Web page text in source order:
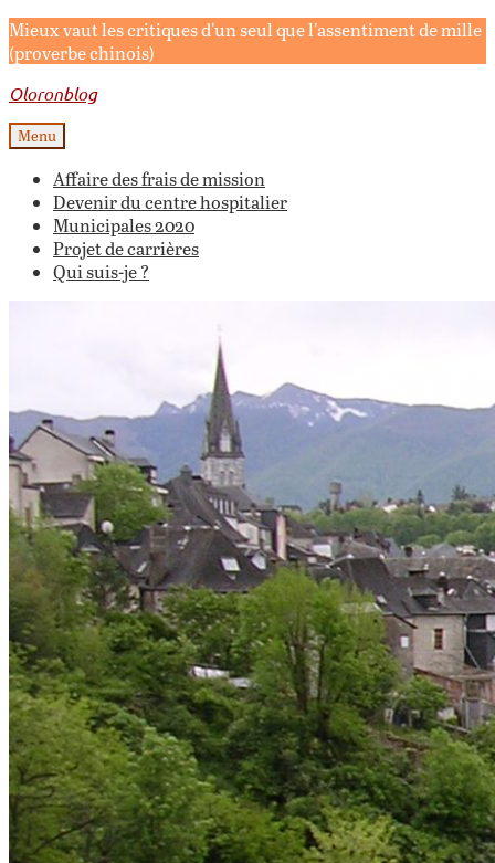
Mieux vaut les critiques d'un seul que l'assentiment de mille
(proverbe chinois)
Oloronblog
Menu
Affaire des frais de mission
Devenir du centre hospitalier
Municipales 2020
Projet de carrières
Qui suis-je ?